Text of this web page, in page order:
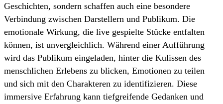
Geschichten, sondern schaffen auch eine besondere
Verbindung zwischen Darstellern und Publikum. Die
emotionale Wirkung, die live gespielte Stücke entfalten
können, ist unvergleichlich. Während einer Aufführung
wird das Publikum eingeladen, hinter die Kulissen des
menschlichen Erlebens zu blicken, Emotionen zu teilen
und sich mit den Charakteren zu identifizieren. Diese
immersive Erfahrung kann tiefgreifende Gedanken und